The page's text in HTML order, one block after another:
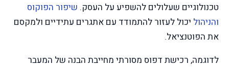
טכנולוגיים שעלולים להשפיע על העסק. שיפור הפוקוס
והניהול יכול לעזור להתמודד עם אתגרים עתידיים ולמקסם
את הפוטנציאל.
לדוגמה, רכישת דפוס מסורתי מחייבת הבנה של המעבר